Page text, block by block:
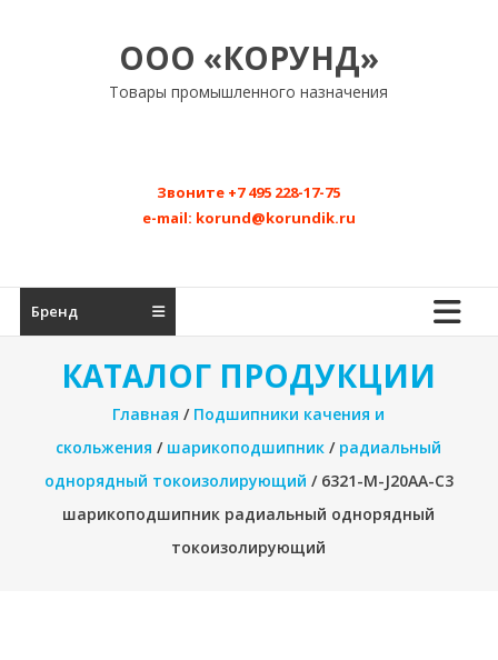
ООО «КОРУНД»
Товары промышленного назначения
Звоните +7 495 228-17-75
e-mail: korund@korundik.ru
Бренд
КАТАЛОГ ПРОДУКЦИИ
Главная / Подшипники качения и
скольжения / шарикоподшипник / радиальный
однорядный токоизолирующий / 6321-M-J20AA-C3
шарикоподшипник радиальный однорядный
токоизолирующий